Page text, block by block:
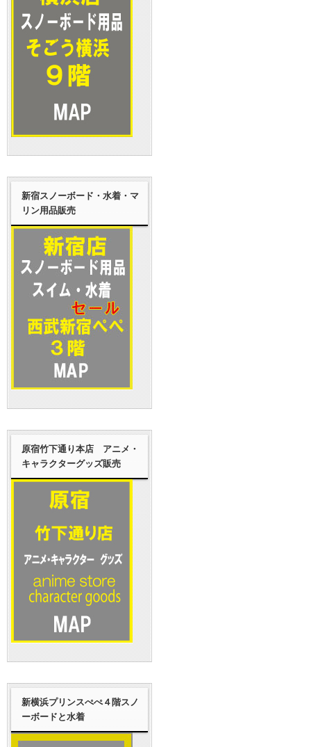
新宿スノーボード・水着・マ
リン用品販売
原宿竹下通り本店 アニメ・
キャラクターグッズ販売
新横浜プリンスぺぺ４階スノ
ーボードと水着